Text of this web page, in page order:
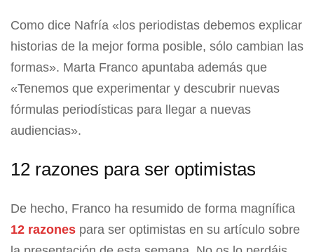
Como dice Nafría «los periodistas debemos explicar
historias de la mejor forma posible, sólo cambian las
formas». Marta Franco apuntaba además que
«Tenemos que experimentar y descubrir nuevas
fórmulas periodísticas para llegar a nuevas
audiencias».
12 razones para ser optimistas
De hecho, Franco ha resumido de forma magnífica
12 razones para ser optimistas en su artículo sobre